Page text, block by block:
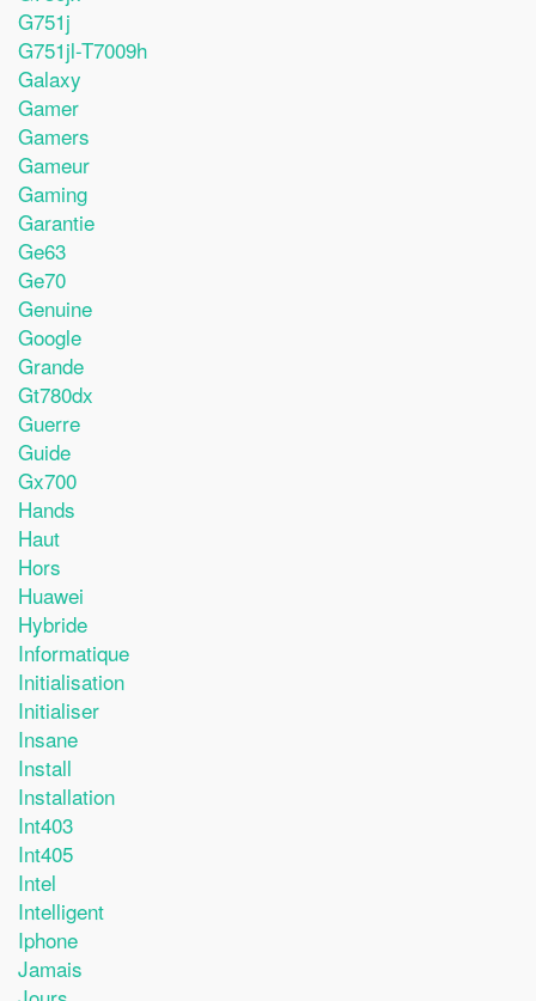
G751j
G751jl-T7009h
Galaxy
Gamer
Gamers
Gameur
Gaming
Garantie
Ge63
Ge70
Genuine
Google
Grande
Gt780dx
Guerre
Guide
Gx700
Hands
Haut
Hors
Huawei
Hybride
Informatique
Initialisation
Initialiser
Insane
Install
Installation
Int403
Int405
Intel
Intelligent
Iphone
Jamais